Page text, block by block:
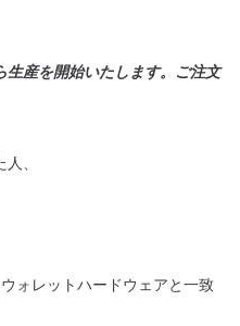
産を開始いたします。ご注文
、
ォレットハードウェアと一致